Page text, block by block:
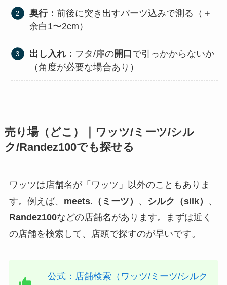
奥行：前後に突き出すパーツ込みで測る（＋
余白1〜2cm）
出し入れ： フタ/扉の開口で引っかからないか
（角度が必要な場合あり）
売り場（どこ）｜ワッツ/ミーツ/シル
ク/Randez100でも探せる
ワッツは店舗名が「ワッツ」以外のこともありま
す。例えば、 meets.（ミーツ） 、 シルク（silk）
、
Randez100などの店舗名があります。まずは近く
の店舗を検索して、店頭で探すのが早いです。
公式：店舗検索（ワッツ/ミーツ/シルク